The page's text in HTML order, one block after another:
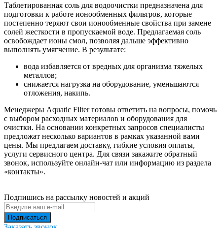
Таблетированная соль для водоочистки предназначена для
подготовки к работе ионообменных фильтров, которые
постепенно теряют свои ионообменные свойства при замене
солей жесткости в пропускаемой воде. Предлагаемая соль
освобождает ионы смол, позволяя дальше эффективно
выполнять умягчение. В результате:
вода избавляется от вредных для организма тяжелых
металлов;
снижается нагрузка на оборудование, уменьшаются
отложения, накипь.
Менеджеры Aquatic Filter готовы ответить на вопросы, помочь
с выбором расходных материалов и оборудования для
очистки. На основании конкретных запросов специалисты
предложат несколько вариантов в рамках указанной вами
цены. Мы предлагаем доставку, гибкие условия оплаты,
услуги сервисного центра. Для связи закажите обратный
звонок, используйте онлайн-чат или информацию из раздела
«контакты».
Подпишись на рассылку новостей и акций